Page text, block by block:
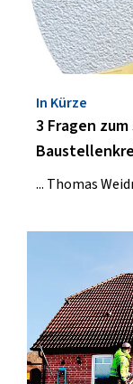
In Kürze
3 Fragen
... Thomas